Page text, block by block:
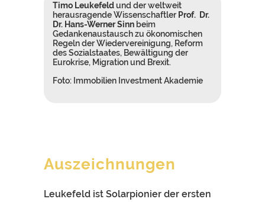
Timo Leukefeldund der weltweit
herausragende Wissenschaftler Prof. Dr.
Dr. Hans-Werner Sinn beim
Gedankenaustausch zu ökonomischen
Regeln der Wiedervereinigung, Reform
des Sozialstaates, Bewältigung der
Eurokrise, Migration und Brexit.
Foto: Immobilien Investment Akademie
Auszeichnungen
Leukefeld ist Solarpionier der ersten